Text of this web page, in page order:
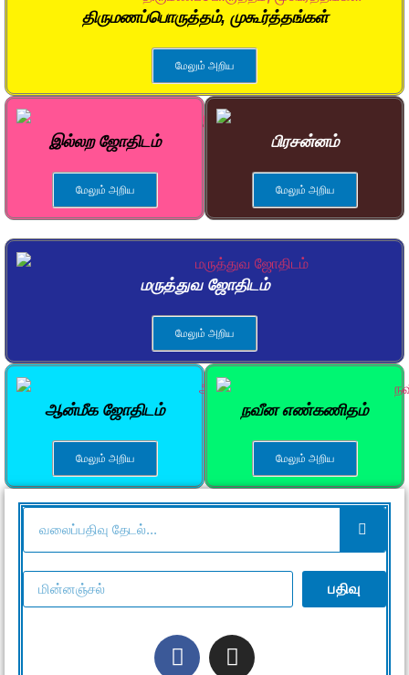
திருமணப்பொருத்தம், முகூர்த்தங்கள்
மேலும் அறிய
இல்லற ஜோதிடம்
மேலும் அறிய
பிரசன்னம்
மேலும் அறிய
மருத்துவ ஜோதிடம்
மேலும் அறிய
ஆன்மீக ஜோதிடம்
மேலும் அறிய
நவீன எண்கணிதம்
மேலும் அறிய
பதிவு